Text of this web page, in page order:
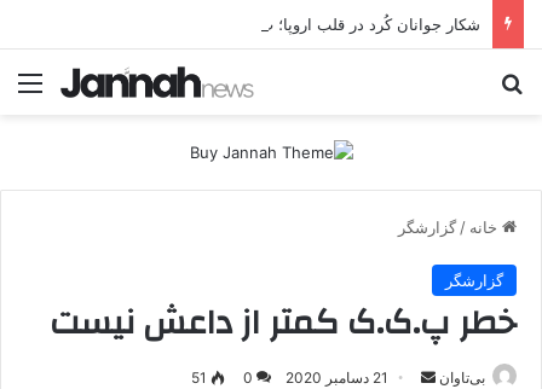
خانه / گزارشگر
گزارشگر
خطر پ.ک.ک کمتر از داعش نیست
بی‌تاوان 21 دسامبر 2020 0
51